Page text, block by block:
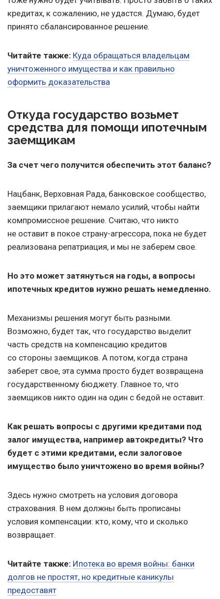
кредитах, к сожалению, не удастся. Думаю, будет
принято сбалансированное решение.
Читайте также: Куда обращаться владельцам
уничтоженного имущества и как правильно
оформить доказательства
Откуда государство возьмет
средства для помощи ипотечным
заемщикам
За счет чего получится обеспечить этот баланс?
Нацбанк, Верховная Рада, банковское сообщество,
заемщики прилагают немало усилий, чтобы найти
компромиссное решение. Считаю, что никто
не оставит в покое страну-агрессора, пока не будет
реализована репатриация, и мы не заберем свое.
Но это может затянуться на годы, а вопросы
ипотечных кредитов нужно решать немедленно.
Механизмы решения могут быть разными.
Возможно, будет так, что государство выделит
часть средств на компенсацию кредитов
со стороны заемщиков. А потом, когда страна
заберет свое, эта сумма просто будет возвращена
государственному бюджету. Главное то, что
заемщиков никто один на один с бедой не оставит.
Как решать вопросы с другими кредитами под
залог имущества, например автокредиты? Что
будет с этими кредитами, если залоговое
имущество было уничтожено во время войны?
Здесь нужно смотреть на условия договора
страхования. В нем должны быть прописаны
условия компенсации: кто, кому, что и сколько
возвращает.
Читайте также: Ипотека во время войны: банки
долгов не простят, но кредитные каникулы
предоставят